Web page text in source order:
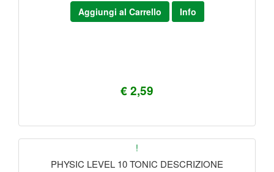
€ 2,59
Aggiungi al Carrello Info
!
PHYSIC LEVEL 10 TONIC DESCRIZIONE